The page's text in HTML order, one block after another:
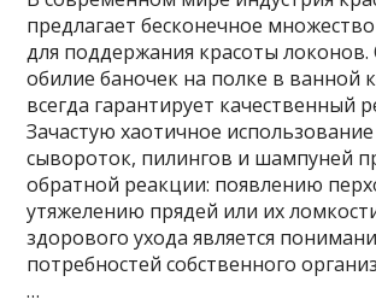
предлагает бесконечное
для поддержания красоты
обилие баночек на полке в ванной
всегда гарантирует качественный
Зачастую хаотичное
сывороток, пилингов и шампуней
обратной реакции: появлению
утяжелению прядей или их
здорового ухода является
потребностей собственного
…